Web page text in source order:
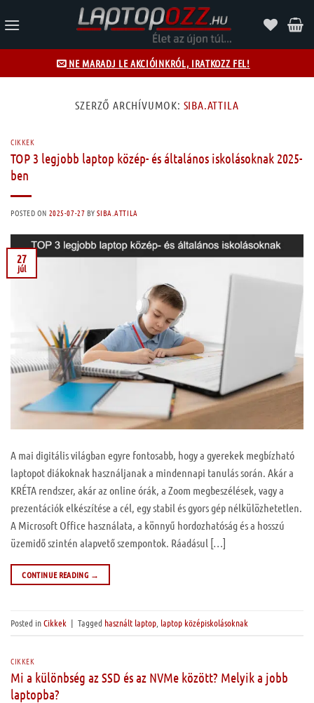
to
NE MARADJ LE AKCIÓINKRÓL, IRATKOZZ FEL!
SZERZŐ ARCHÍVUMOK: SIBA.ATTILA
CIKKEK
TOP 3 legjobb laptop közép- és általános iskolásoknak 2025-
ben
POSTED ON 2025-07-27 BYSIBA.ATTILA
27
júl
A mai digitális világban egyre fontosabb, hogy a gyerekek megbízható
laptopot diákoknak használjanak a mindennapi tanulás során. Akár a
KRÉTA rendszer, akár az online órák, a Zoom megbeszélések, vagy a
prezentációk elkészítése a cél, egy stabil és gyors gép nélkülözhetetlen.
A Microsoft Office használata, a könnyű hordozhatóság és a hosszú
üzemidő szintén alapvető szempontok. Ráadásul […]
CONTINUE READING →
Posted inCikkek | Tagged használt laptop laptop középiskolásoknak
CIKKEK
Mi a különbség az SSD és az NVMe között? Melyik a jobb
laptopba?